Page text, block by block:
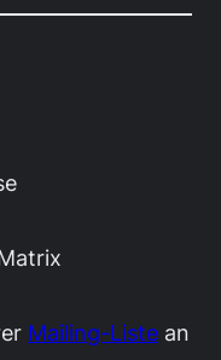
Mailing-Liste an